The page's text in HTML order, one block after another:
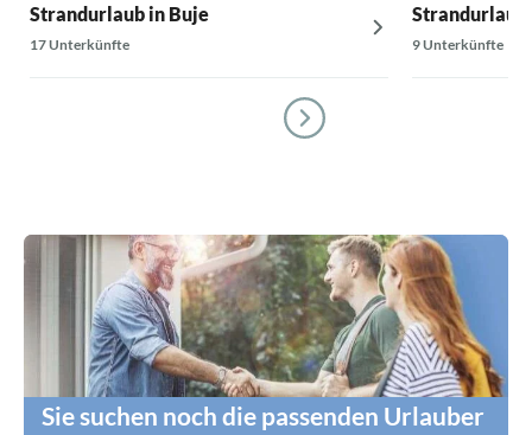
Strandurlaub in Buje
17 Unterkünfte
Strandurlaub
9 Unterkünfte
Sie suchen noch die passenden Urlauber